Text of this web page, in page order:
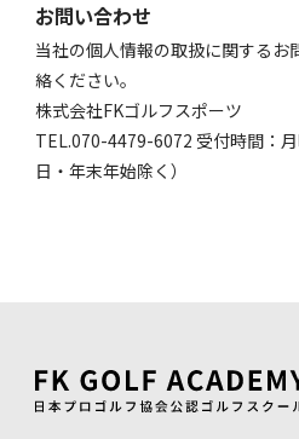
お問い合わせ
当社の個人情報の取扱に関するお
絡ください。
株式会社FKゴルフスポーツ
TEL.070-4479-6072 受付時間：
日・年末年始除く）